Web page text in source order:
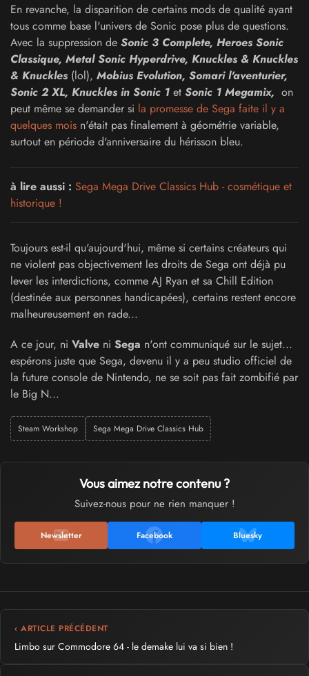
En revanche, la disparition de certains mods de qualité ayant
tous comme base l'univers de Sonic pose plus de questions.
Avec la suppression de Sonic 3 Complete, Heroes Sonic
Classique, Metal Sonic Hyperdrive, Knuckles & Knuckles
& Knuckles (lol), Mobius Evolution, Somari l'aventurier,
Sonic 2 XL, Knuckles in Sonic 1 et Sonic 1 Megamix, on
peut même se demander si la promesse de Sega faite il y a
quelques mois n'était pas finalement à géométrie variable,
surtout en période d'anniversaire du hérisson bleu.
à lire aussi : Sega Mega Drive Classics Hub - cosmétique et
historique !
Toujours est-il qu'aujourd'hui, même si certains créateurs qui
ne violent pas objectivement les droits de Sega ont déjà pu
lever les interdictions, comme AJ Ryan et sa Chill Edition
(destinée aux personnes handicapées), certains restent encore
malheureusement en rade...
A ce jour, ni Valve ni Sega n'ont communiqué sur le sujet...
espérons juste que Sega, devenu il y a peu studio officiel de
la future console de Nintendo, ne se soit pas fait zombifié par
le Big N...
Steam Workshop Sega Mega Drive Classics Hub
Vous aimez notre contenu ?
Suivez-nous pour ne rien manquer !
Newsletter Facebook Bluesky
‹ ARTICLE PRÉCÉDENT
Limbo sur Commodore 64 - le demake lui va si bien !